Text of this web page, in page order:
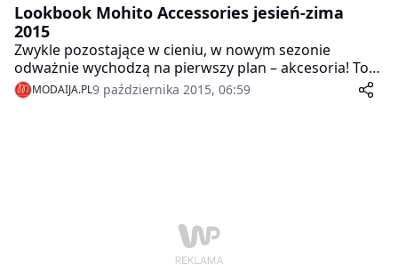
Lookbook Mohito Accessories jesień-zima
2015
Zwykle pozostające w cieniu, w nowym sezonie
odważnie wychodzą na pierwszy plan – akcesoria! To
właśnie one świecą pełnym blaskiem w nowym
jesiennym lookbooku Mohito.
MODAIJA.PL9 października 2015, 06:59